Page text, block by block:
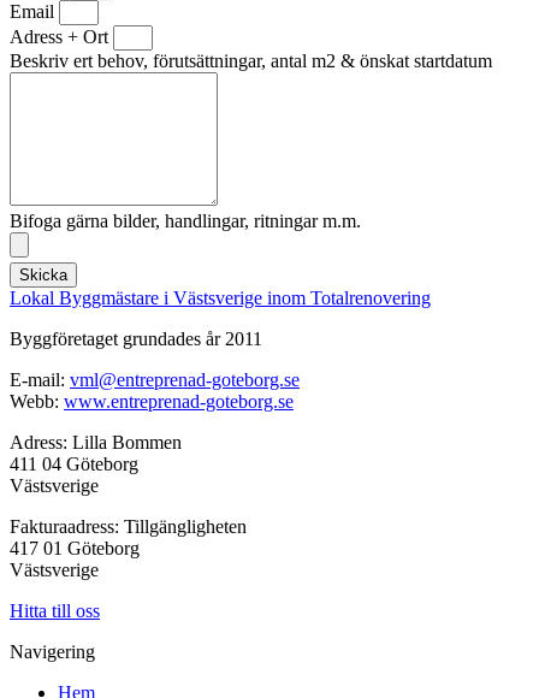
Email
Adress + Ort
Beskriv ert behov, förutsättningar, antal m2 & önskat startdatum
Bifoga gärna bilder, handlingar, ritningar m.m.
Skicka
Lokal Byggmästare i Västsverige inom Totalrenovering
Byggföretaget grundades år 2011
E-mail: vml@entreprenad-goteborg.se
Webb: www.entreprenad-goteborg.se
Adress: Lilla Bommen
411 04 Göteborg
Västsverige
Fakturaadress: Tillgängligheten
417 01 Göteborg
Västsverige
Hitta till oss
Navigering
Hem